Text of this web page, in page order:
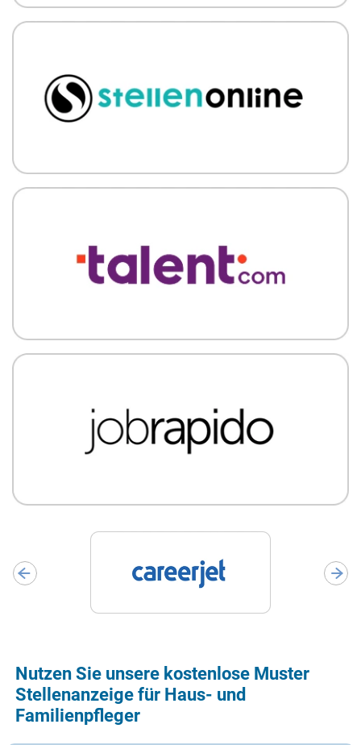
Nutzen Sie unsere kostenlose Muster
Stellenanzeige für Haus- und
Familienpfleger